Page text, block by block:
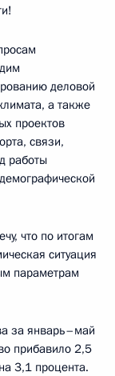
деловой
а также
проектов
связи,
работы
что по итогам
ситуация
параметрам
за январь–май
прибавило 2,5
3,1 процента.